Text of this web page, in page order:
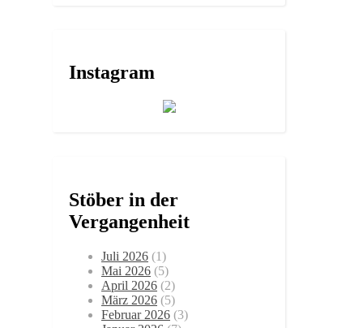
Instagram
Stöber in der
Vergangenheit
Juli 2026 (1)
Mai 2026 (5)
April 2026 (2)
März 2026 (5)
Februar 2026 (3)